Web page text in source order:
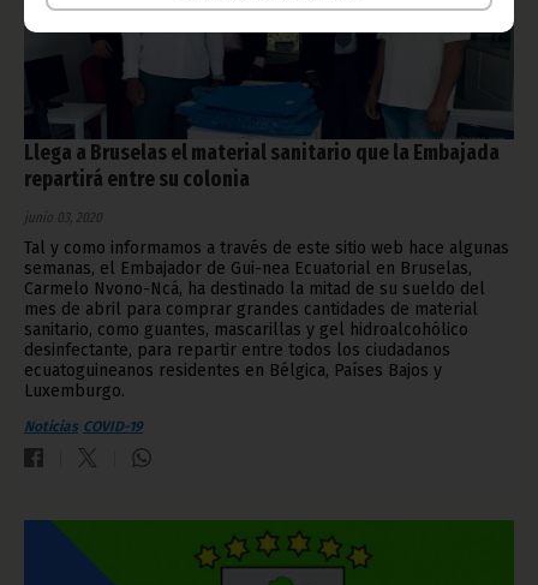
Llega a Bruselas el material sanitario que la Embajada
repartirá entre su colonia
junio 03, 2020
Tal y como informamos a través de este sitio web hace algunas
semanas, el Embajador de Gui-nea Ecuatorial en Bruselas,
Carmelo Nvono-Ncá, ha destinado la mitad de su sueldo del
mes de abril para comprar grandes cantidades de material
sanitario, como guantes, mascarillas y gel hidroalcohólico
desinfectante, para repartir entre todos los ciudadanos
ecuatoguineanos residentes en Bélgica, Países Bajos y
Luxemburgo.
Noticias COVID-19